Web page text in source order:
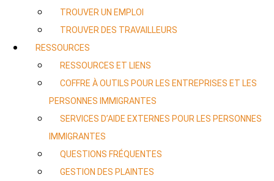
TROUVER UN EMPLOI
TROUVER DES TRAVAILLEURS
RESSOURCES
RESSOURCES ET LIENS
COFFRE À OUTILS POUR LES ENTREPRISES ET LES
PERSONNES IMMIGRANTES
SERVICES D’AIDE EXTERNES POUR LES PERSONNES
IMMIGRANTES
QUESTIONS FRÉQUENTES
GESTION DES PLAINTES